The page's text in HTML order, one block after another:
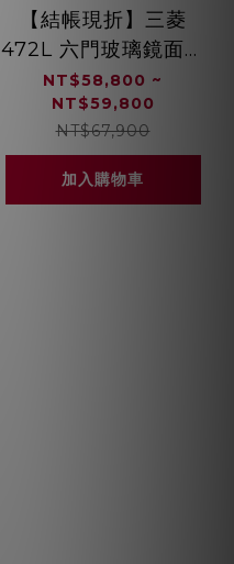
【結帳現折】三菱
472L 六門玻璃鏡面變
頻冰箱 (水晶白/水晶
杏) MR-WX47LF
NT$58,800 ~
NT$59,800
NT$67,900
加入購物車